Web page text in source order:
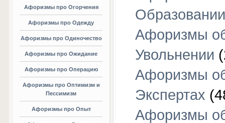
Афоризмы про Огорчения
Афоризмы про Одежду
Афоризмы про Одиночество
Афоризмы про Ожидание
Афоризмы про Операцию
Афоризмы про Оптимизм и
Пессимизм
Афоризмы про Опыт
Образовании
Афоризмы
Увольнении
Афоризмы
Экспертах
Афоризмы